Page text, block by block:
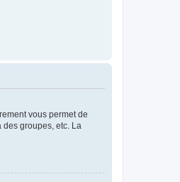
vous permet de
groupes, etc. La